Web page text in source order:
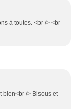
à toutes. <br /> <br
bien<br /> Bisous et